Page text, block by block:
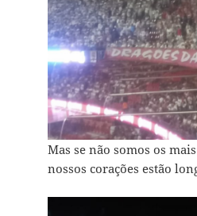
Mas se não somos os
nossos corações estão